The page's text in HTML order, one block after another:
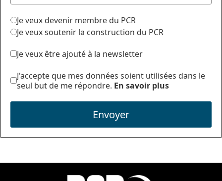
Je veux devenir membre du PCR
Je veux soutenir la construction du PCR
Je veux être ajouté à la newsletter
J'accepte que mes données soient utilisées dans le
seul but de me répondre. En savoir plus
Envoyer